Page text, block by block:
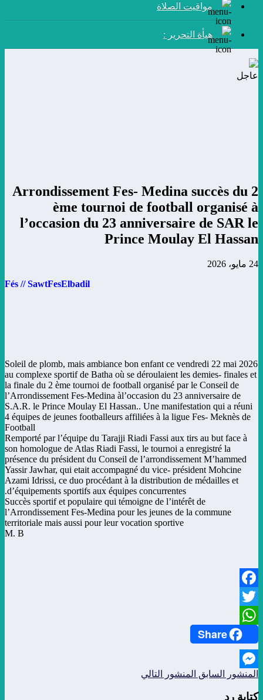
مواقيت الصلاة
هيأة التحرير :
عاجل
Arrondissement Fes- Medina succès du 2
ème tournoi de football organisé à
l’occasion du 23 anniversaire de SAR le
Prince Moulay El Hassan
24 مايو، 2026
Fés // SawtFesElbadil
Soleil de plomb, mais ambiance bon enfant ce vendredi 22 mai 2026
au complexe sportif de Batha où se déroulaient les demies- finales et
la finale du 2 ème tournoi de football organisé par le Conseil de
l’Arrondissement Fes-Medina àl’occasion du 23 anniversaire de
S.A.R. le Prince Moulay El Hassan.. Une manifestation qui a réuni
4 équipes de jeunes footballeurs affiliées à la ligue Fes- Meknès de
Football
Remporté par l’équipe du Tarajji Riadi Fassi aux tirs au but face à
son homologue de Atlas Riadi Fassi, le tournoi a enregistré la
présence du président du Conseil de l’arrondissement M’hammed
Yassir Jawhar, qui etait accompagné du vice- président Mohcine
Azami Idrissi, ce duo procédant à la distribution de médailles et
d’équipements sportifs aux équipes concurrentes.
Succès sportif et populaire qui témoigne de l’intérêt de
l’Arrondissement Fes-Medina pour les jeunes de la commune
territoriale mais aussi pour leur vocation sportive
M. B
Facebook
Twitter
WhatsApp
Share
Messenger
المنشور السابق المنشور التالي
كتابة رد